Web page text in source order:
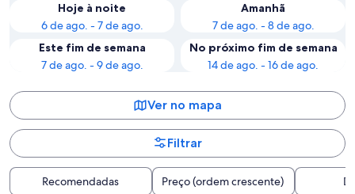
Hoje à noite
6 de ago. - 7 de ago.
Amanhã
7 de ago. - 8 de ago.
Este fim de semana
7 de ago. - 9 de ago.
No próximo fim de semana
14 de ago. - 16 de ago.
Ver no mapa
Filtrar
Recomendadas Preço (ordem crescente)